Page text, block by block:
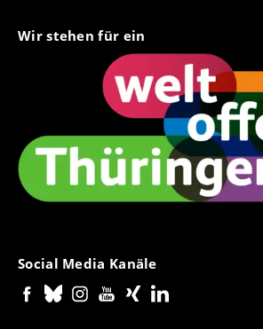
Wir stehen für ein
Social Media Kanäle